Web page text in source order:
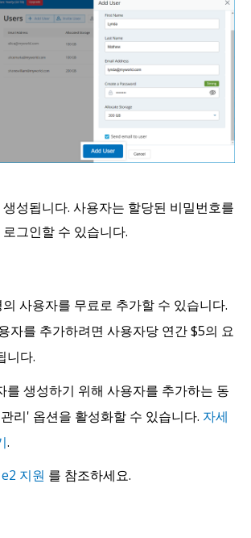
성됩니다. 사용자는 할당된 비밀번호를
그인할 수 있습니다.
사용자를 무료로 추가할 수 있습니다.
자를 추가하려면 사용자당 연간 $5의 요
니다.
를 생성하기 위해 사용자를 추가하는 동
리' 옵션을 활성화할 수 있습니다. 자세
.
e2 지원 를 참조하세요.